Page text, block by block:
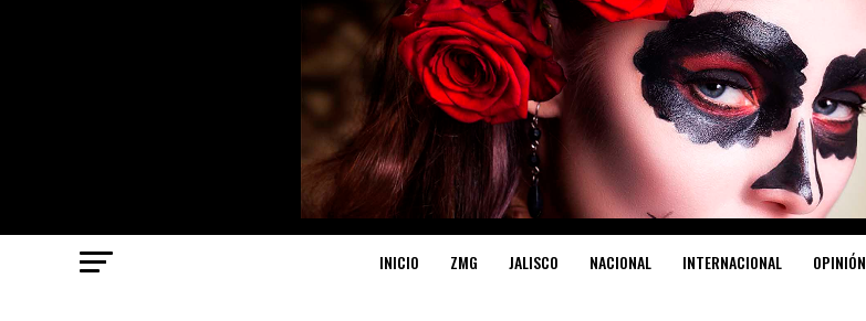
INICIO ZMG JALISCO NACIONAL INTERNACIONAL OPINIÓN